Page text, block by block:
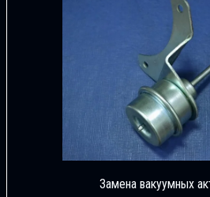
Замена вакуумных